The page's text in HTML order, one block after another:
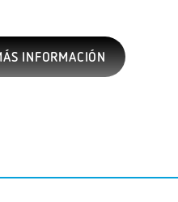
INFORMACIÓN